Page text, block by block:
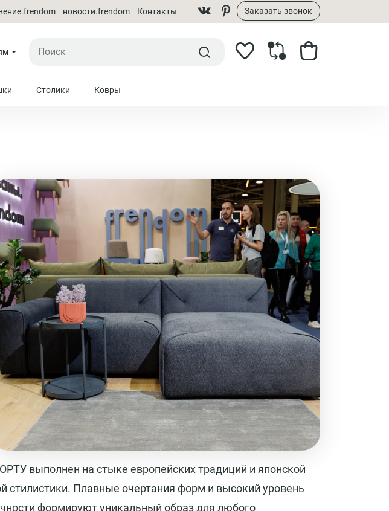
новости.frendom Контакты Заказать звонок
Столики Ковры
выполнен на стыке европейских традиций и японской
стилистики. Плавные очертания форм и высокий уровень
формируют уникальный образ для любого